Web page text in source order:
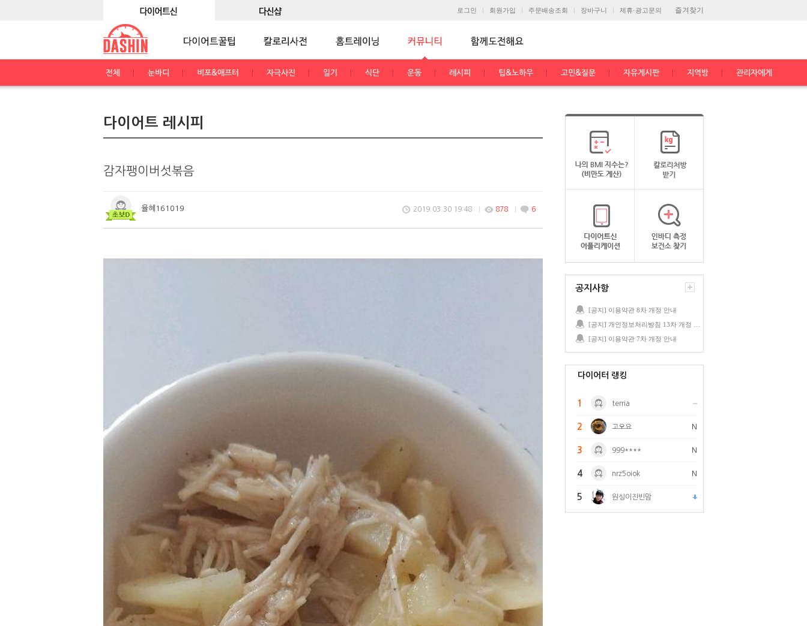
즐겨찾기
로그인 회원가입 주문배송조회 장바구니 제휴·광고문의
전체 눈바디 비포&애프터 자극사진 일기 식단 운동 레시피 팁&노하우 고민&질문 자유게시판 지역방 관리자에게
다이어트 레시피
감자팽이버섯볶음
율혜161019 2019.03.30 19:48 878 6
공지사항
[공지] 이용약관 8차 개정 안내
[공지] 이용약관 7차 개정 안내
다이어터 랭킹
1 terria
2 고오요 N
3 999**** N
4 nrz5oiok N
5 원싱이진빈맘